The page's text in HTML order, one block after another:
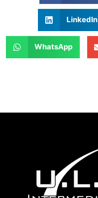
LinkedIn
WhatsApp